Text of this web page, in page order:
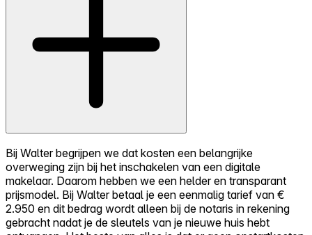
Bij Walter begrijpen we dat kosten een belangrijke
overweging zijn bij het inschakelen van een digitale
makelaar. Daarom hebben we een helder en transparant
prijsmodel. Bij Walter betaal je een eenmalig tarief van €
2.950 en dit bedrag wordt alleen bij de notaris in rekening
gebracht nadat je de sleutels van je nieuwe huis hebt